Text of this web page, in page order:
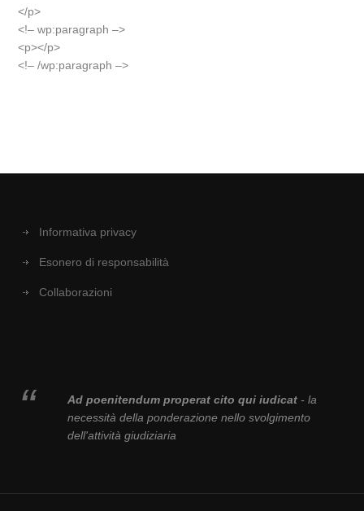
</p>
<!– wp:paragraph –>
<p></p>
<!– /wp:paragraph –>
Informativa privacy
Esonero di responsabilità
Collaborazioni
Ad poenitendum properat cito qui iudicat- la
necessità della ponderazione nello svolgimento
dell'attività giudiziaria